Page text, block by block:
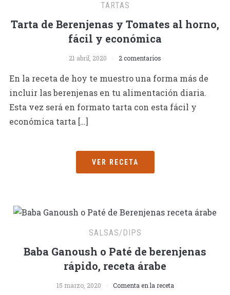
TARTAS
Tarta de Berenjenas y Tomates al horno,
fácil y económica
21 abril, 2020 2 comentarios
En la receta de hoy te muestro una forma más de
incluir las berenjenas en tu alimentación diaria.
Esta vez será en formato tarta con esta fácil y
económica tarta […]
VER RECETA
SALSAS/DIPS
Baba Ganoush o Paté de berenjenas
rápido, receta árabe
15 marzo, 2020 Comenta en la receta